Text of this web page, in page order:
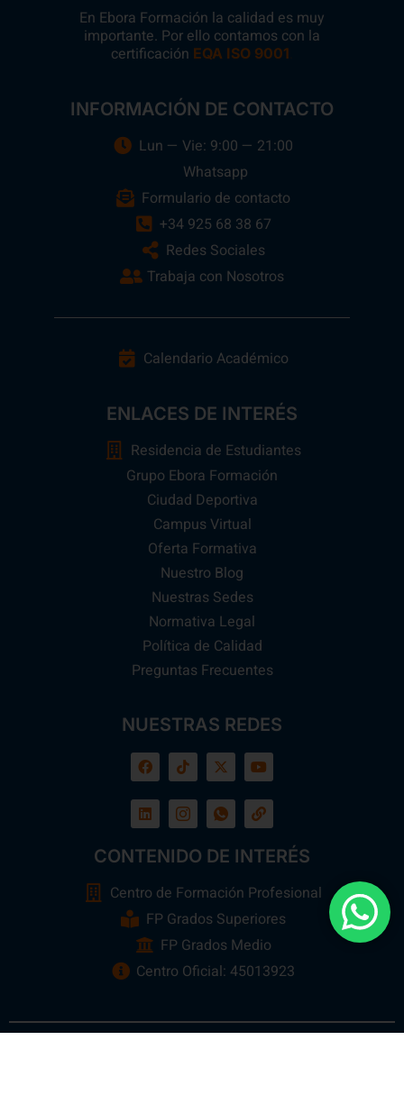
En Ebora Formación la calidad es muy
importante. Por ello contamos con la
certificación EQA ISO 9001
INFORMACIÓN DE CONTACTO
Lun — Vie: 9:00 — 21:00
Whatsapp
Formulario de contacto
+34 925 68 38 67
Redes Sociales
Trabaja con Nosotros
Calendario Académico
ENLACES DE INTERÉS
Residencia de Estudiantes
Grupo Ebora Formación
Ciudad Deportiva
Campus Virtual
Oferta Formativa
Nuestro Blog
Nuestras Sedes
Normativa Legal
Política de Calidad
Preguntas Frecuentes
NUESTRAS REDES
CONTENIDO DE INTERÉS
Centro de Formación Profesional
FP Grados Superiores
FP Grados Medio
Centro Oficial: 45013923